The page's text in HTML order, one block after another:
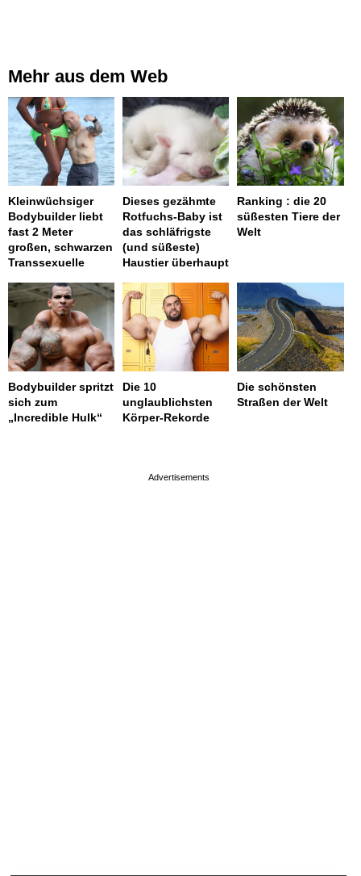
Mehr aus dem Web
Kleinwüchsiger
Bodybuilder liebt
fast 2 Meter
großen, schwarzen
Transsexuelle
Dieses gezähmte
Rotfuchs-Baby ist
das schläfrigste
(und süßeste)
Haustier überhaupt
Ranking : die 20
süßesten Tiere der
Welt
Bodybuilder spritzt
sich zum
„Incredible Hulk“
Die 10
unglaublichsten
Körper-Rekorde
Die schönsten
Straßen der Welt